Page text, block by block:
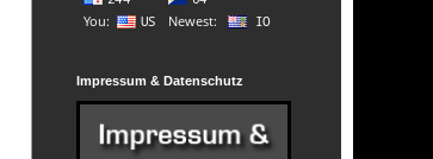
Impressum & Datenschutz